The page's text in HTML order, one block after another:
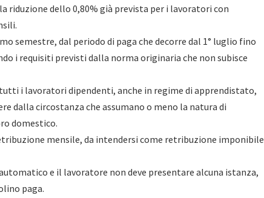
riduzione dello 0,80% già prevista per i lavoratori con
semestre, dal periodo di paga che decorre dal 1° luglio fino
i requisiti previsti dalla norma originaria che non subisce
i lavoratori dipendenti, anche in regime di apprendistato,
dalla circostanza che assumano o meno la natura di
domestico.
mensile, da intendersi come retribuzione imponibile
e il lavoratore non deve presentare alcuna istanza,
paga.